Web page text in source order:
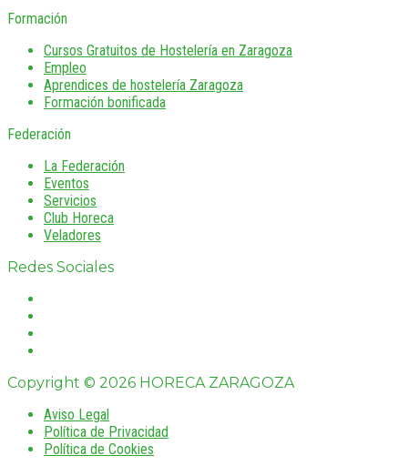
Formación
Cursos Gratuitos de Hostelería en Zaragoza
Empleo
Aprendices de hostelería Zaragoza
Formación bonificada
Federación
La Federación
Eventos
Servicios
Club Horeca
Veladores
Redes Sociales
Copyright © 2026 HORECA ZARAGOZA
Aviso Legal
Política de Privacidad
Política de Cookies